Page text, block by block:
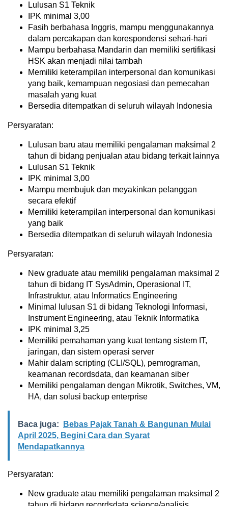
Lulusan S1 Teknik
IPK minimal 3,00
Fasih berbahasa Inggris, mampu menggunakannya
dalam percakapan dan korespondensi sehari-hari
Mampu berbahasa Mandarin dan memiliki sertifikasi
HSK akan menjadi nilai tambah
Memiliki keterampilan interpersonal dan komunikasi
yang baik, kemampuan negosiasi dan pemecahan
masalah yang kuat
Bersedia ditempatkan di seluruh wilayah Indonesia
Persyaratan:
Lulusan baru atau memiliki pengalaman maksimal 2
tahun di bidang penjualan atau bidang terkait lainnya
Lulusan S1 Teknik
IPK minimal 3,00
Mampu membujuk dan meyakinkan pelanggan
secara efektif
Memiliki keterampilan interpersonal dan komunikasi
yang baik
Bersedia ditempatkan di seluruh wilayah Indonesia
Persyaratan:
New graduate atau memiliki pengalaman maksimal 2
tahun di bidang IT SysAdmin, Operasional IT,
Infrastruktur, atau Informatics Engineering
Minimal lulusan S1 di bidang Teknologi Informasi,
Instrument Engineering, atau Teknik Informatika
IPK minimal 3,25
Memiliki pemahaman yang kuat tentang sistem IT,
jaringan, dan sistem operasi server
Mahir dalam scripting (CLI/SQL), pemrograman,
keamanan recordsdata, dan keamanan siber
Memiliki pengalaman dengan Mikrotik, Switches, VM,
HA, dan solusi backup enterprise
Baca juga:
Bebas Pajak Tanah & Bangunan Mulai
April 2025, Begini Cara dan Syarat
Mendapatkannya
Persyaratan:
New graduate atau memiliki pengalaman maksimal 2